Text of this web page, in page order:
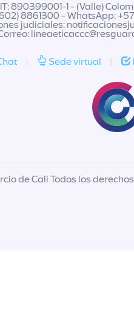
890399001-1 - (Valle)
8861300 - WhatsApp:
judiciales:
| Sede virtual |
de Cali Todos los